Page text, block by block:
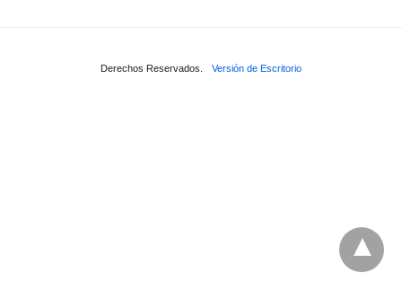
Derechos Reservados. Versión de Escritorio